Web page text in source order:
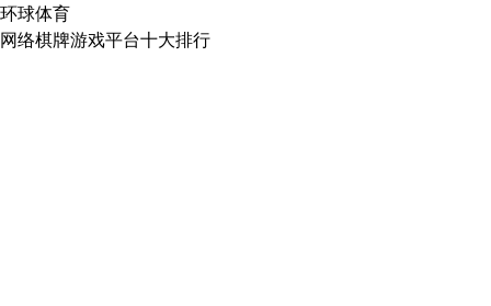
环球体育
网络棋牌游戏平台十大排行